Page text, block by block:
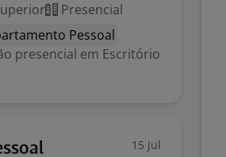
Presencial
Pessoal
presencial em Escritório
15 jul